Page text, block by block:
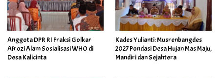
Anggota DPR RI Fraksi Golkar
Afrozi Alam Sosialisasi WHO di
Desa Kalicinta
Kades Yulianti: Musrenbangdes
2027 Pondasi Desa Hujan Mas Maju,
Mandiri dan Sejahtera